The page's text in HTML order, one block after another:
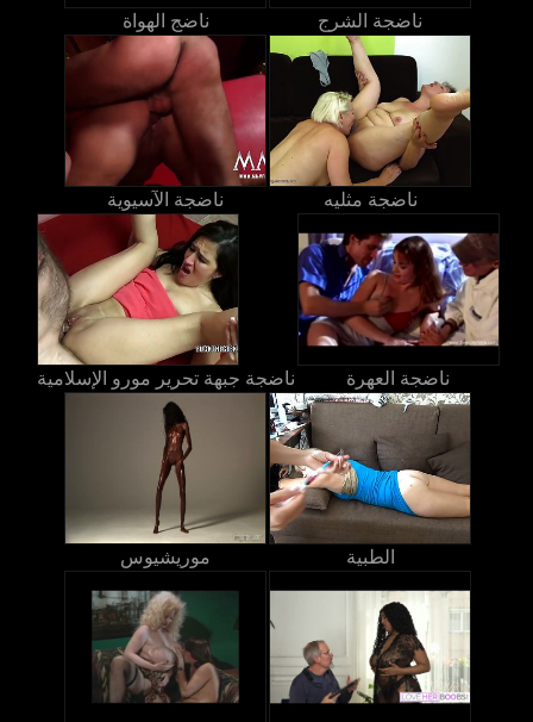
ناضج الهواة ناضجة الشرج
ناضجة الآسيوية ناضجة مثليه
ناضجة جبهة تحرير مورو الإسلامية ناضجة العهرة
موريشيوس الطبية